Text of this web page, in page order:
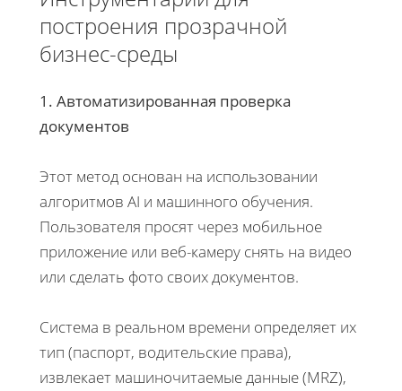
построения прозрачной
бизнес-среды
1. Автоматизированная проверка
документов
Этот метод основан на использовании
алгоритмов AI и машинного обучения.
Пользователя просят через мобильное
приложение или веб-камеру снять на видео
или сделать фото своих документов.
Система в реальном времени определяет их
тип (паспорт, водительские права),
извлекает машиночитаемые данные (MRZ),